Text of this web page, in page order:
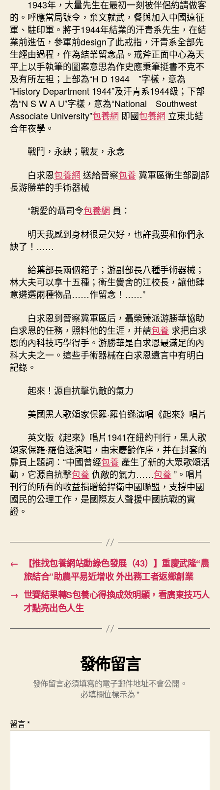
1943年，大量先生在最初一刻被伴侶約請做客
的。呼應當局號令，棄文就武，餐與加入中國遠征
軍、駐印軍。將于1944年結業的汗青系先生，在結
業前進伍，參軍前design了此戒指，汗青系全部先
生經由過程，作為結業留念品。戒斧正面中心為天
平上以手執筆的圖案意思為作史應秉筆挺書不克不
及有所左袒；上部為“H D 1944 ”字樣，意為
“History Department 1944”及汗青系1944級；下部
為“N S W A U”字樣，意為“National Southwest
Associate University”包養網 即國包養網 立東北結
合年夜學。
戰鬥，永訣；戰友，永念
白求恩包養網 送給晉察包養冀軍區衛生部副部
長游勝華的手術器械
“親愛的聶司令包養網 員：
明天我感到身材很是欠好，也許我要和你們永
訣了！……
給葉部長兩個箱子；游副部長八種手術器械；
林大夫可以拿十五種；衛生黌舍的江校長，讓他肆
意遴選兩種物品……作留念！……”
白求恩到晉察冀軍區后，聶榮臻派游勝華協助
白求恩的任務，照料他的生涯，并請包養 求把白求
恩的內科技巧學得手。游勝華是白求恩最滿足的內
科大夫之一。這些手術器械在白求恩遺言中有明白
記錄。
起來！源自抗擊仇敵的氣力
美國黑人歌頌家保羅·羅伯遜演唱《起來》唱片
英文版《起來》唱片1941在紐約刊行，黑人歌
頌家保羅·羅伯遜演唱，由宋慶齡作序，并在封套的
扉頁上題詞：“中國曾經包養 產生了新的大眾歌頌活
動，它源自抗擊包養仇敵的氣力……包養”。唱片
刊行的所有的收益捐贈給捍衛中國聯盟，支撐中國
國民的公理工作，是國際友人聲援中國抗戰的實
證。
←
【推找包養網站動綠色發展（43）】重慶武隆“農
旅結合”助農平易近增收 外出務工者返鄉創業
→ 世賽結果轉S包養心得換成效明顯，看廣東技巧人
才點亮出色人生
發佈留言
發佈留言必須填寫的電子郵件地址不會公開。
必填欄位標示為 *
留言*